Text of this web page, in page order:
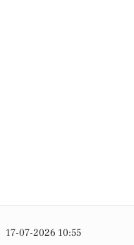
17-07-2026 10:55